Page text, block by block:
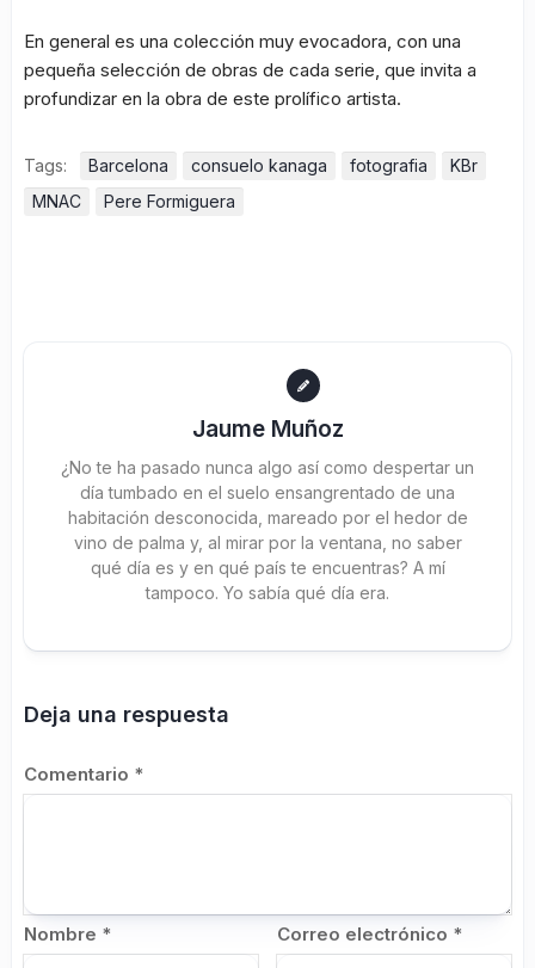
En general es una colección muy evocadora, con una
pequeña selección de obras de cada serie, que invita a
profundizar en la obra de este prolífico artista.
Tags: Barcelona consuelo kanaga fotografia
KBr
MNAC
Pere Formiguera
Jaume Muñoz
¿No te ha pasado nunca algo así como despertar un
día tumbado en el suelo ensangrentado de una
habitación desconocida, mareado por el hedor de
vino de palma y, al mirar por la ventana, no saber
qué día es y en qué país te encuentras? A mí
tampoco. Yo sabía qué día era.
Deja una respuesta
Comentario *
Nombre * Correo electrónico *